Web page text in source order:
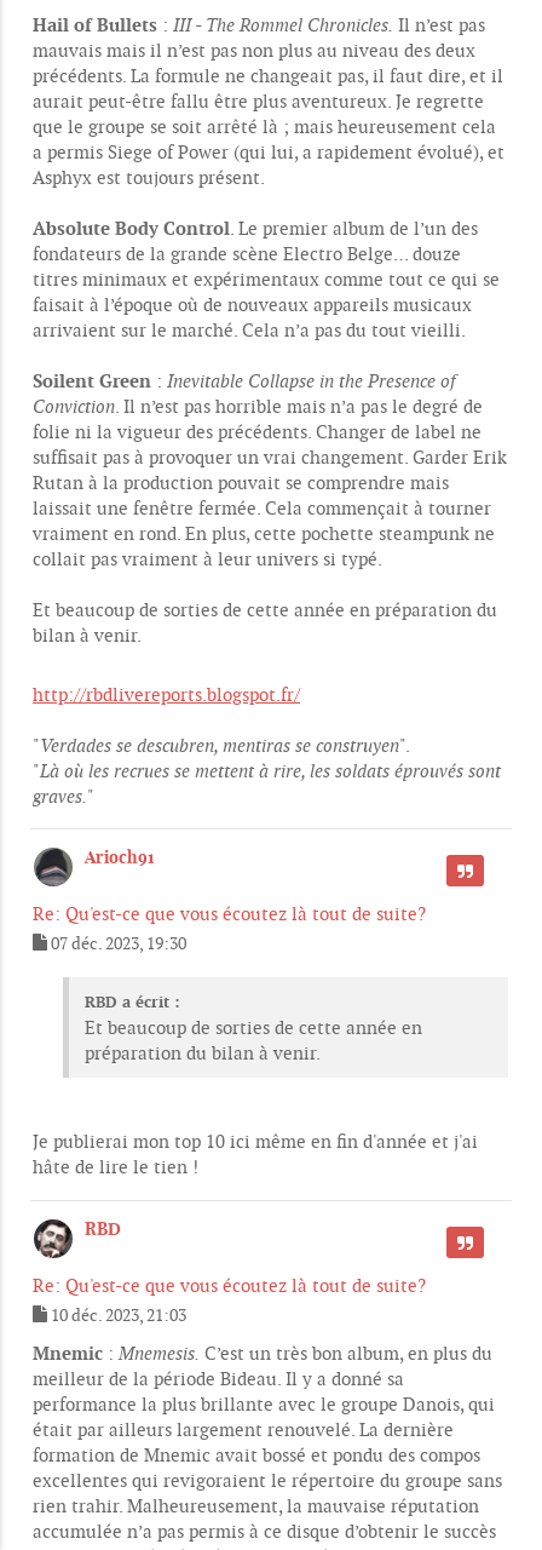
e
s
a
g
e
Hail of Bullets : III - The Rommel Chronicles. Il n’est pas
mauvais mais il n’est pas non plus au niveau des deux
précédents. La formule ne changeait pas, il faut dire, et il
aurait peut-être fallu être plus aventureux. Je regrette
que le groupe se soit arrêté là ; mais heureusement cela
a permis Siege of Power (qui lui, a rapidement évolué), et
Asphyx est toujours présent.
Absolute Body Control. Le premier album de l’un des
fondateurs de la grande scène Electro Belge… douze
titres minimaux et expérimentaux comme tout ce qui se
faisait à l’époque où de nouveaux appareils musicaux
arrivaient sur le marché. Cela n’a pas du tout vieilli.
Soilent Green : Inevitable Collapse in the Presence of
Conviction. Il n’est pas horrible mais n’a pas le degré de
folie ni la vigueur des précédents. Changer de label ne
suffisait pas à provoquer un vrai changement. Garder Erik
Rutan à la production pouvait se comprendre mais
laissait une fenêtre fermée. Cela commençait à tourner
vraiment en rond. En plus, cette pochette steampunk ne
collait pas vraiment à leur univers si typé.
Et beaucoup de sorties de cette année en préparation du
bilan à venir.
http://rbdlivereports.blogspot.fr/
"Verdades se descubren, mentiras se construyen".
"Là où les recrues se mettent à rire, les soldats éprouvés sont
graves."
Arioch91
Re: Qu'est-ce que vous écoutez là tout de suite?
CITER
07 déc. 2023, 19:30
RBD a écrit :
Et beaucoup de sorties de cette année en
préparation du bilan à venir.
Je publierai mon top 10 ici même en fin d'année et j'ai
hâte de lire le tien !
RBD
Re: Qu'est-ce que vous écoutez là tout de suite?
CITER
e
s
a
g
e
10 déc. 2023, 21:03
Mnemic :Mnemesis. C’est un très bon album, en plus du
meilleur de la période Bideau. Il y a donné sa
performance la plus brillante avec le groupe Danois, qui
était par ailleurs largement renouvelé. La dernière
formation de Mnemic avait bossé et pondu des compos
excellentes qui revigoraient le répertoire du groupe sans
rien trahir. Malheureusement, la mauvaise réputation
accumulée n’a pas permis à ce disque d’obtenir le succès